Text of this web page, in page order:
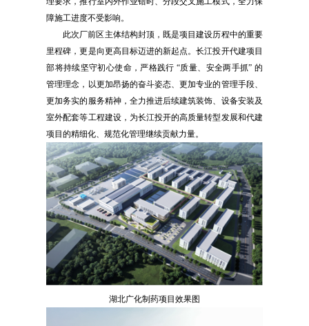
障施工进度不受影响。
此次厂前区主体结构封顶，既是项目建设历程中的重要
里程碑，更是向更高目标迈进的新起点。长江投开代建项目
部将持续坚守初心使命，严格践行 “质量、安全两手抓” 的
管理理念，以更加昂扬的奋斗姿态、更加专业的管理手段、
更加务实的服务精神，全力推进后续建筑装饰、设备安装及
室外配套等工程建设，为长江投开的高质量转型发展和代建
项目的精细化、规范化管理继续贡献力量。
湖北广化制药项目效果图